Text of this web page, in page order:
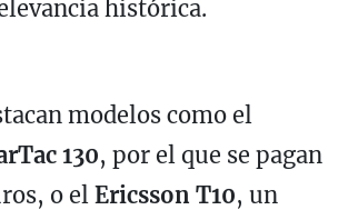
histórica.
modelos como el
130, por el que se pagan
o el Ericsson T10, un